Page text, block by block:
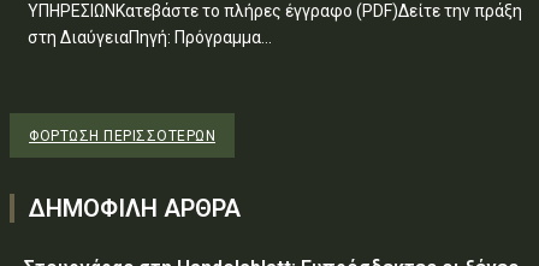
ΥΠΗΡΕΣΙΩΝΚατεβάστε το πλήρες έγγραφο (PDF)Δείτε την πράξη
στη ΔιαύγειαΠηγή: Πρόγραμμα...
ΦΌΡΤΩΣΗ ΠΕΡΙΣΣΟΤΈΡΩΝ
ΔΗΜΟΦΙΛΗ ΑΡΘΡΑ